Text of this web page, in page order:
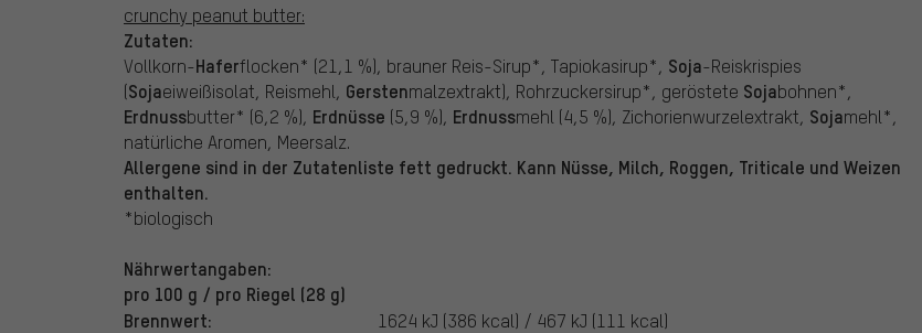
crunchy peanut butter:
Zutaten:
Vollkorn-Haferflocken* (21,1 %), brauner Reis-Sirup*, Tapiokasirup*, Soja-Reiskrispies
(Sojaeiweißisolat, Reismehl, Gerstenmalzextrakt), Rohrzuckersirup*, geröstete Sojabohnen*,
Erdnussbutter* (6,2 %), Erdnüsse (5,9 %), Erdnussmehl (4,5 %), Zichorienwurzelextrakt, Sojamehl*,
natürliche Aromen, Meersalz.
Allergene sind in der Zutatenliste fett gedruckt. Kann Nüsse, Milch, Roggen, Triticale und Weizen
enthalten.
*biologisch
Nährwertangaben:
pro 100 g / pro Riegel (28 g)
Brennwert:
1624 kJ (386 kcal) / 467 kJ (111 kcal)